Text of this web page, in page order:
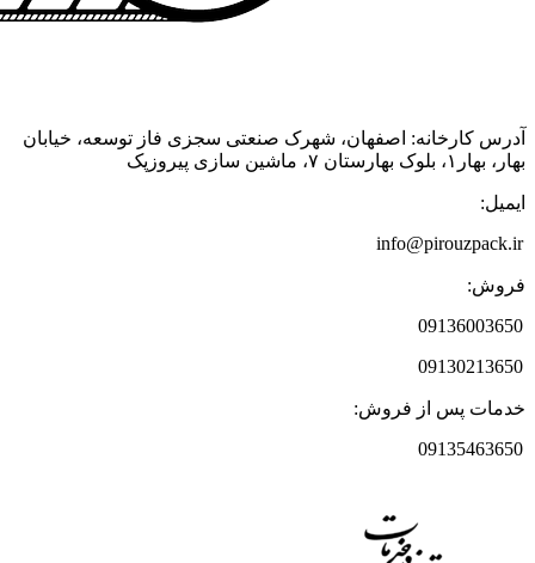
آدرس کارخانه: اصفهان، شهرک صنعتی سجزی فاز توسعه، خیابان
بهار، بهار‌‌۱‌، بلوک بهارستان ۷‌، ماشین سازی پیروزپک
ایمیل:
info@pirouzpack.ir
فروش:
09136003650
09130213650
خدمات پس از فروش:
09135463650